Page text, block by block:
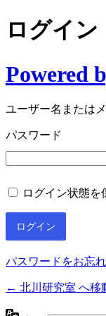
ログイン
Powered
ユーザー名または
パスワード
ログイン状態を
パスワードをお忘
← 北川研究室 へ移